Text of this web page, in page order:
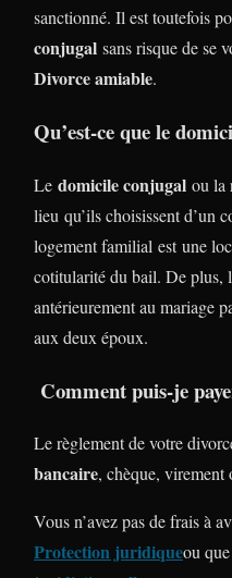
sanctionné. Il est toutefois
conjugal sans risque de se
Divorce amiable.
Qu’est-ce que le
Le domicile conjugal ou la
lieu qu’ils choisissent d’un
logement familial est une
cotitularité du bail. De plus,
antérieurement au mariage
aux deux époux.
Comment puis-je
Le règlement de votre
bancaire, chèque, virement
Vous n’avez pas de frais à
Protection juridiqueou